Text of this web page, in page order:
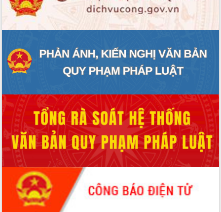
ĐIỂM TIN VĂN BẢN
QUY HOẠCH - KẾ HOẠCH